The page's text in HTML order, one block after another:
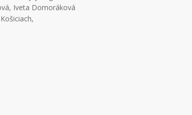
Iveta Domoráková